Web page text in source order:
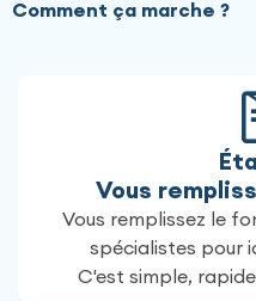
Comment ça marche ?
Vous
Vous remplissez le
spécialistes pour
C'est simple,